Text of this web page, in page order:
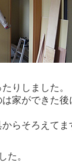
りしました。
家ができた
らそろえてま
た。